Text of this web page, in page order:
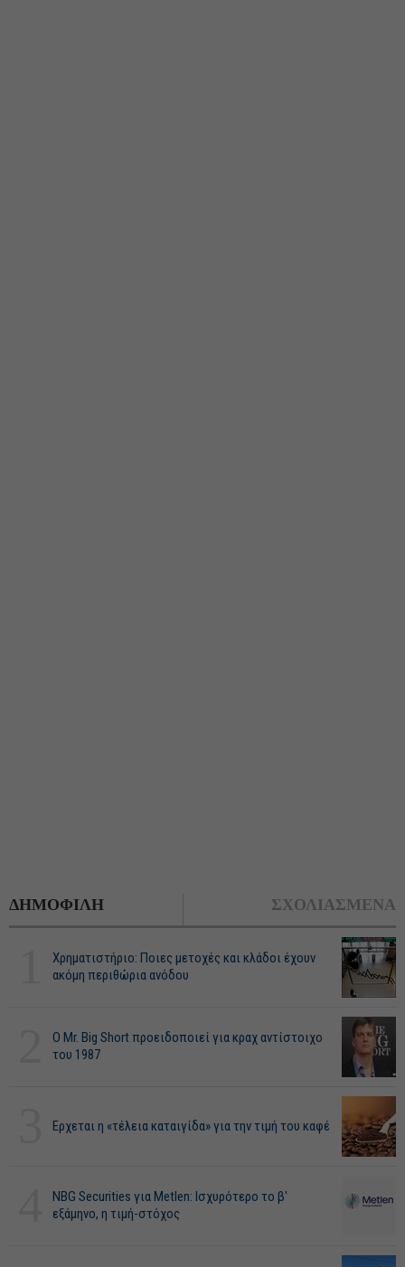
ΔΗΜΟΦΙΛΗ ΣΧΟΛΙΑΣΜΕΝΑ
Χρηματιστήριο: Ποιες μετοχές και κλάδοι έχουν
ακόμη περιθώρια ανόδου
O Mr. Big Short προειδοποιεί για κραχ αντίστοιχο
του 1987
Ερχεται η «τέλεια καταιγίδα» για την τιμή του καφέ
NBG Securities για Metlen: Ισχυρότερο το β'
εξάμηνο, η τιμή-στόχος